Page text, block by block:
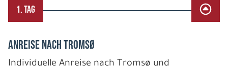
1. TAG
ANREISE NACH TROMSØ
Individuelle Anreise nach Tromsø und